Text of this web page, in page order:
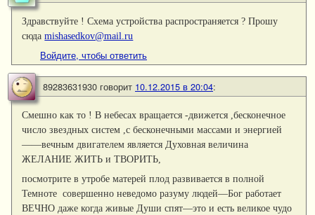
Здравствуйте ! Схема устройства распространяется ? Прошу
сюдаmishasedkov@mail.ru
Войдите, чтобы ответить
89283631930 говорит 10.12.2015 в 20:04:
Смешно как то ! В небесах вращается -движется ,бесконечное
число звездных систем ,с бесконечными массами и энергией
——вечным двигателем является Духовная величина
ЖЕЛАНИЕ ЖИТЬ и ТВОРИТЬ,
посмотрите в утробе матерей плод развивается в полной
Темноте совершенно неведомо разуму людей—Бог работает
ВЕЧНО даже когда живые Души спят—это и есть великое чудо